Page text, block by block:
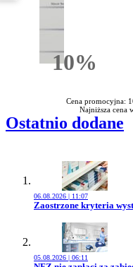
10%Rabatu
Cena promocyjna:
Najniższa cena
Ostatnio dodane
06.08.2026 | 11:07
Przejdź do artykułu:
Zaostrzone kryteria
05.08.2026 | 06:11